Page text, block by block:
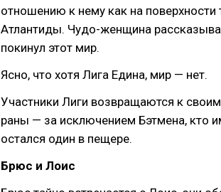
отношению к нему как на поверхности
Атлантиды. Чудо-женщина
покинул этот мир.
Ясно, что хотя Лига Едина, мир — нет.
Участники Лиги возвращаются к
раны — за исключением Бэтмена, кто
остался один в пещере.
Брюс и Лоис